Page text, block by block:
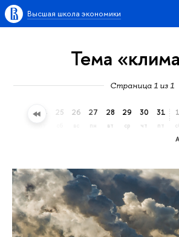
Высшая школа экономики
Тема
Страница 1 из 1
24 25 26 27
пн
28
вт
29
ср
30
чт
31
пт
1